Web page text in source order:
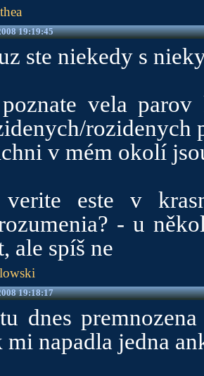
19:19:45
ste niekedy s
vela
rozidenych
v mém okolí
este v
- u
ale spíš ne
19:18:17
dnes
mi napadla jedna